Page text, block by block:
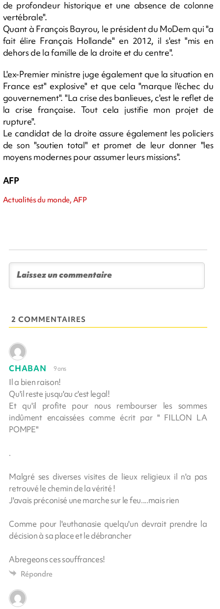
de profondeur historique et une absence de colonne
vertébrale".
Quant à François Bayrou, le président du MoDem qui "a
fait élire Français Hollande" en 2012, il s'est "mis en
dehors de la famille de la droite et du centre".
L'ex-Premier ministre juge également que la situation en
France est" explosive" et que cela "marque l'échec du
gouvernement". "La crise des banlieues, c'est le reflet de
la crise française. Tout cela justifie mon projet de
rupture".
Le candidat de la droite assure également les policiers
de son "soutien total" et promet de leur donner "les
moyens modernes pour assumer leurs missions".
AFP
Actualités du monde, AFP
2 COMMENTAIRES
CHABAN 9 ans
Il a bien raison!
Qu'il reste jusqu'au c'est legal!
Et qu'il profite pour nous rembourser les sommes
indûment encaissées comme écrit par " FILLON LA
POMPE"
.
Malgré ses diverses visites de lieux religieux il n'a pas
retrouvé le chemin de la vérité !
J'avais préconisé une marche sur le feu....mais rien
Comme pour l'euthanasie quelqu'un devrait prendre la
décision à sa place et le débrancher
Abregeons ces souffrances!
Répondre